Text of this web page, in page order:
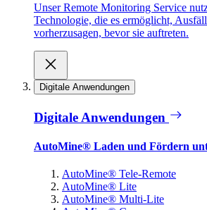
Unser Remote Monitoring Service
Technologie, die es ermöglicht,
vorherzusagen, bevor sie auftreten.
Digitale Anwendungen
Digitale Anwendungen
AutoMine® Laden und Fördern
AutoMine® Tele-Remote
AutoMine® Lite
AutoMine® Multi-Lite